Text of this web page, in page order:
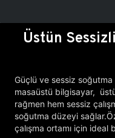
Üstün
Güçlü ve sessiz
masaüstü bilgisayar,
rağmen hem sessiz
soğutma düzeyi
çalışma ortamı için ideal